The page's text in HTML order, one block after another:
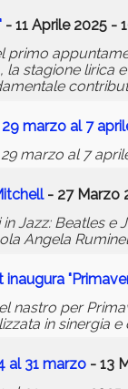
- 11 Aprile 2025 -
primo
la stagione lirica
marzo al 7
marzo al 7
- 27 Marzo
Jazz: Beatles e
Angela
inaugura
nastro per
in sinergia
al 31 marzo - 13